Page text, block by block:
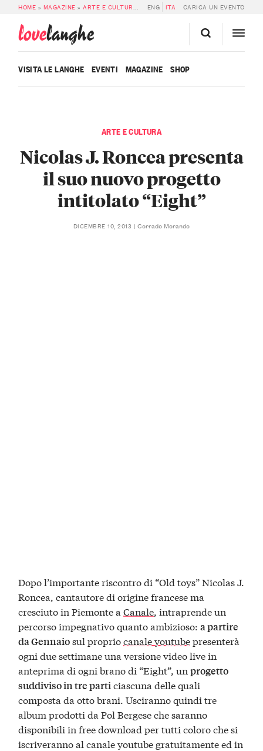
HOME » MAGAZINE »ARTE E CULTURA » NICOLAS J. RONCEA PRESENTA IL
ENG ITA CARICA UN EVENTO
lovelanghe
VISITA LE LANGHE EVENTI MAGAZINE SHOP
ARTE E CULTURA
Nicolas J. Roncea presenta
il suo nuovo progetto
intitolato “Eight”
DICEMBRE 10, 2013 Corrado Morando
Dopo l’importante riscontro di “Old toys” Nicolas J.
Roncea, cantautore di origine francese ma
cresciuto in Piemonte aCanale, intraprende un
percorso impegnativo quanto ambizioso:a partire
da Gennaiosul propriocanale youtubepresenterà
ogni due settimane una versione video live in
anteprima di ogni brano di “Eight”, unprogetto
suddiviso in tre particiascuna delle quali
composta da otto brani. Usciranno quindi tre
album prodotti da Pol Bergese che saranno
disponibili in free download per tutti coloro che si
iscriveranno al canale youtube gratuitamente ed in